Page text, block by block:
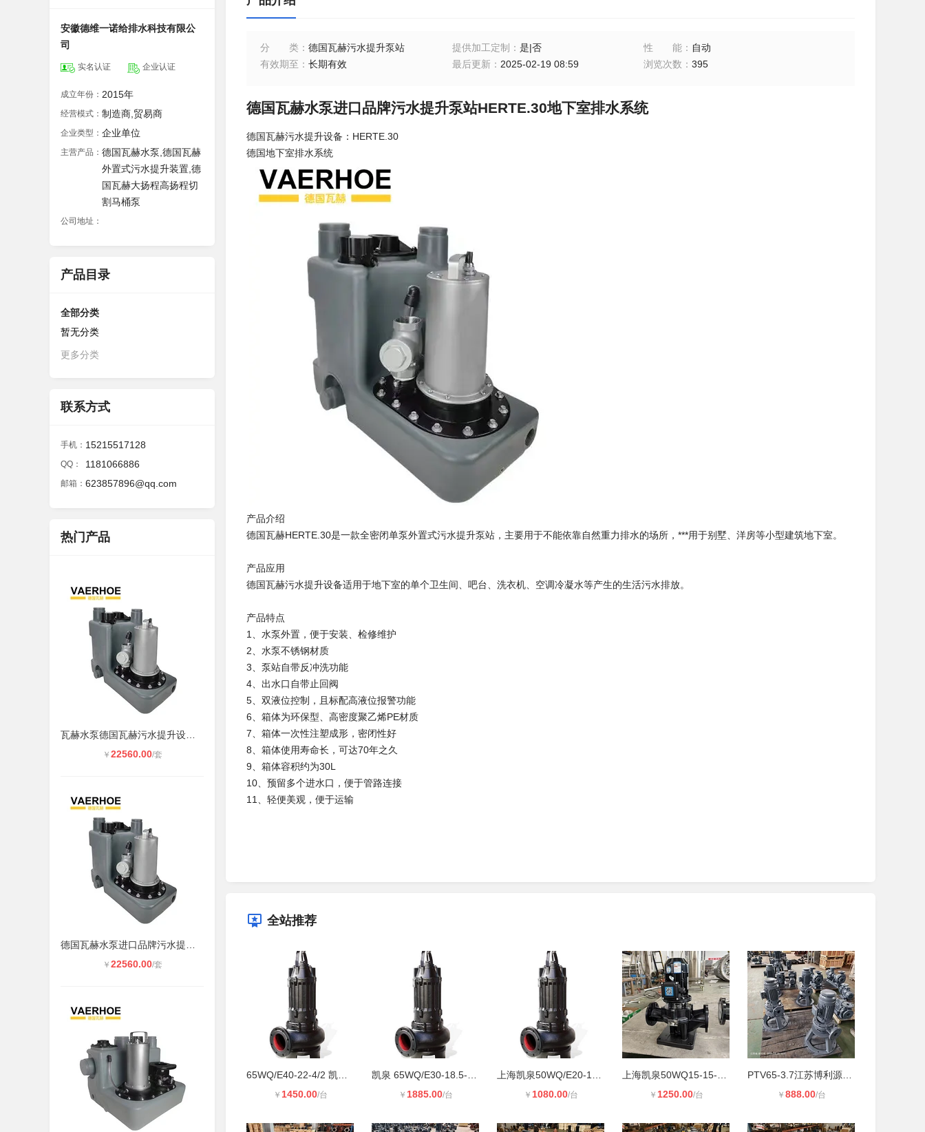
安徽德维一诺给排水科技有限公
司
实名认证 企业认证
成立年份： 2015年
经营模式： 制造商,贸易商
企业类型： 企业单位
主营产品： 德国瓦赫水泵,德国瓦赫
外置式污水提升装置,德
国瓦赫大扬程高扬程切
割马桶泵
公司地址：
产品目录
全部分类
暂无分类
更多分类
联系方式
手机： 15215517128
QQ： 1181066886
邮箱： 623857896@qq.com
热门产品
￥ 22560.00/套
￥ 22560.00/套
分类 ： 德国瓦赫污水提升泵站 提供加工定制 ： 是|否 性能 ： 自动
有效期至 ： 长期有效 最后更新： 2025-02-19 08:59 浏览次数 ：395
德国瓦赫水泵进口品牌污水提升泵站HERTE.30地下室排水系统
德国瓦赫污水提升设备：HERTE.30
德国地下室排水系统
产品介绍
德国瓦赫HERTE.30是一款全密闭单泵外置式污水提升泵站，主要用于不能依靠自然重力排水的场所，***用于别墅、洋房等小型建筑地下室。
产品应用
德国瓦赫污水提升设备适用于地下室的单个卫生间、吧台、洗衣机、空调冷凝水等产生的生活污水排放。
产品特点
1、水泵外置，便于安装、检修维护
2、水泵不锈钢材质
3、泵站自带反冲洗功能
4、出水口自带止回阀
5、双液位控制，且标配高液位报警功能
6、箱体为环保型、高密度聚乙烯PE材质
7、箱体一次性注塑成形，密闭性好
8、箱体使用寿命长，可达70年之久
9、箱体容积约为30L
10、预留多个进水口，便于管路连接
11、轻便美观，便于运输
全站推荐
65WQ/E40-22-4/2 凯泉 WQ/E 系列小型
￥ 1450.00/台
凯泉 65WQ/E30-18.5-3 原厂潜水排污
￥ 1885.00/台
上海凯泉50WQ/E20-10.5-1.1潜水排污
￥ 1080.00/台
上海凯泉50WQ15-15-1.5潜水排污泵 无
￥ 1250.00/台
PTV65-3.7江苏博利源立式直连式污水
￥ 888.00/台